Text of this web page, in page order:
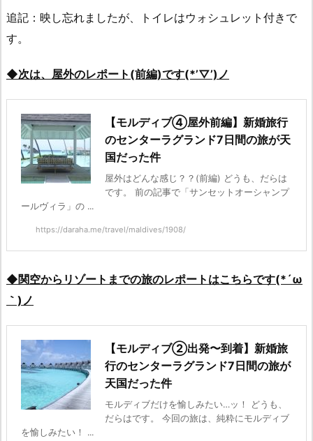
追記：映し忘れましたが、トイレはウォシュレット付きで
す。
◆次は、屋外のレポート(前編)です(*’▽’)ノ
【モルディブ④屋外前編】新婚旅行
のセンターラグランド7日間の旅が天
国だった件
屋外はどんな感じ？？(前編) どうも、だらは
です。 前の記事で「サンセットオーシャンプ
ールヴィラ」の ...
https://daraha.me/travel/maldives/1908/
◆関空からリゾートまでの旅のレポートはこちらです(*´ω
｀)ノ
【モルディブ②出発〜到着】新婚旅
行のセンターラグランド7日間の旅が
天国だった件
モルディブだけを愉しみたい…ッ！ どうも、
だらはです。 今回の旅は、純粋にモルディブ
を愉しみたい！ ...